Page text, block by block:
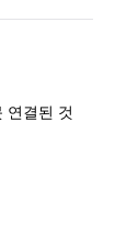
연결된 것